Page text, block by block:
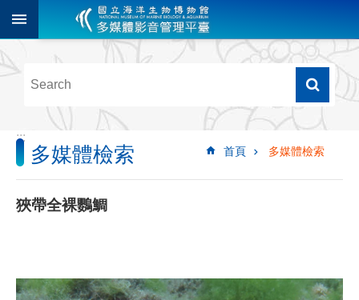
跳到主要內容區塊
階
尋
多
媒
體
檢
像
:::
首頁 多媒體檢索
多媒體檢索
狹帶全裸鸚鯛